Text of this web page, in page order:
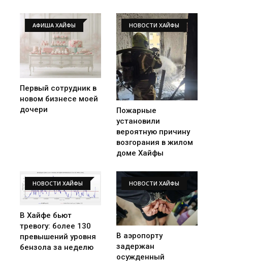
АФИША ХАЙФЫ
Первый сотрудник в
новом бизнесе моей
дочери
НОВОСТИ ХАЙФЫ
Пожарные
установили
вероятную причину
возгорания в жилом
доме Хайфы
НОВОСТИ ХАЙФЫ
В Хайфе бьют
тревогу: более 130
превышений уровня
бензола за неделю
НОВОСТИ ХАЙФЫ
В аэропорту
задержан
осужденный